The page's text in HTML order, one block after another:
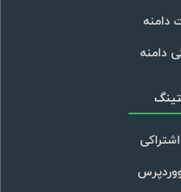
دامنه
دامنه